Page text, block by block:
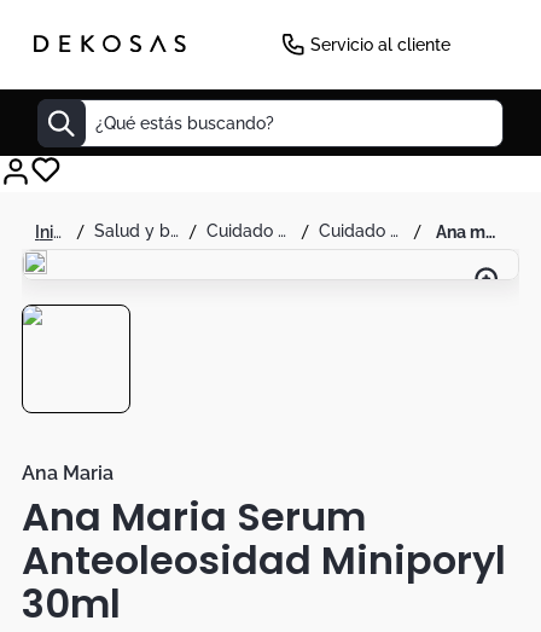
Servicio al cliente
¿Qué estás buscando?
salud y belleza cuidado personal cuidado facial ana maria serum anteoleosidad miniporyl 30ml
Ana Maria
Ana Maria Serum
Anteoleosidad Miniporyl
30ml
Decoracion
Cuadro
Sillas
Duvet
Botas
Dko